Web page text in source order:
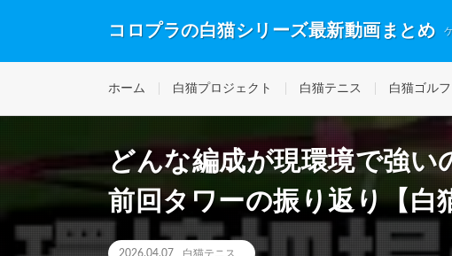
コロプラの白猫シリーズ最新動画まとめ
ホーム 白猫プロジェクト 白猫テニス 白猫ゴルフ
どんな編成が現環境で強い
前回タワーの振り返り【白
2026.04.07 白猫テニス